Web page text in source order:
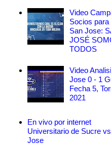
Video
Socios para
San Jose:
JOSÉ
TODOS
Video
Jose 0 - 1
Fecha 5,
2021
En vivo por internet
Universitario de Sucre
Jose